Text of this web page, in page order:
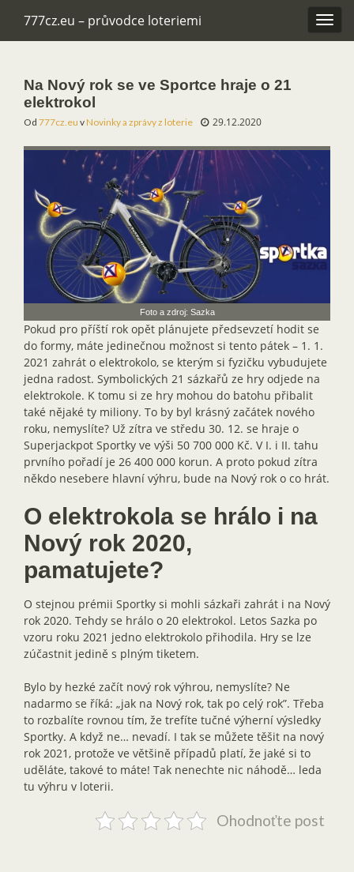
777cz.eu – průvodce loteriemi
Na Nový rok se ve Sportce hraje o 21
elektrokol
Od 777cz.eu vNovinky a zprávy z loterie 29.12.2020
Foto a zdroj: Sazka
Pokud pro příští rok opět plánujete předsevzetí hodit se
do formy, máte jedinečnou možnost si tento pátek – 1. 1.
2021 zahrát o elektrokolo, se kterým si fyzičku vybudujete
jedna radost. Symbolických 21 sázkařů ze hry odjede na
elektrokole. K tomu si ze hry mohou do batohu přibalit
také nějaké ty miliony. To by byl krásný začátek nového
roku, nemyslíte? Už zítra ve středu 30. 12. se hraje o
Superjackpot Sportky ve výši 50 700 000 Kč. V I. i II. tahu
prvního pořadí je 26 400 000 korun. A proto pokud zítra
někdo nesebere hlavní výhru, bude na Nový rok o co hrát.
O elektrokola se hrálo i na
Nový rok 2020,
pamatujete?
O stejnou prémii Sportky si mohli sázkaři zahrát i na Nový
rok 2020. Tehdy se hrálo o 20 elektrokol. Letos Sazka po
vzoru roku 2021 jedno elektrokolo přihodila. Hry se lze
zúčastnit jedině s plným tiketem.
Bylo by hezké začít nový rok výhrou, nemyslíte? Ne
nadarmo se říká: „jak na Nový rok, tak po celý rok”. Třeba
to rozbalíte rovnou tím, že trefíte tučné výherní výsledky
Sportky. A když ne… nevadí. I tak se můžete těšit na nový
rok 2021, protože ve většině případů platí, že jaké si to
uděláte, takové to máte! Tak nenechte nic náhodě… leda
tu výhru v loterii.
Ohodnoťte post